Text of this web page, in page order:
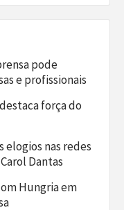
pode
e profissionais
força do
elogios nas redes
Dantas
Hungria em